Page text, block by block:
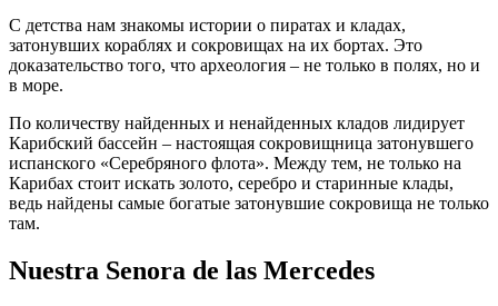
С детства нам знакомы истории о пиратах и кладах,
затонувших кораблях и сокровищах на их бортах. Это
доказательство того, что археология – не только в полях, но и
в море.
По количеству найденных и ненайденных кладов лидирует
Карибский бассейн – настоящая сокровищница затонувшего
испанского «Серебряного флота». Между тем, не только на
Карибах стоит искать золото, серебро и старинные клады,
ведь найдены самые богатые затонувшие сокровища не только
там.
Nuestra Senora de las Mercedes